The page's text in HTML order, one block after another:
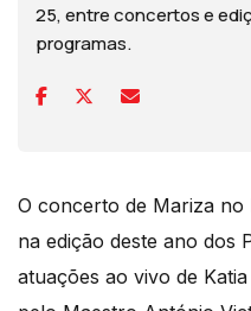
25, entre concertos e
programas.
O concerto de Mariza
na edição deste ano dos
atuações ao vivo de